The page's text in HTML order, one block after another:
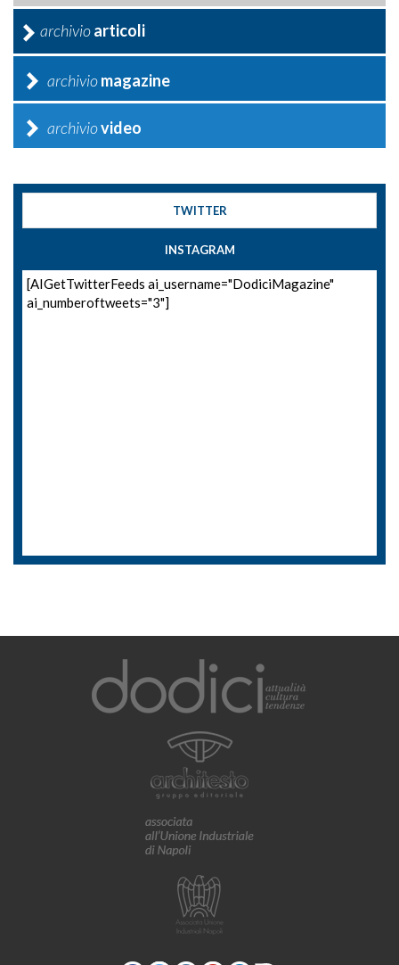
archivioarticoli
archiviomagazine
archiviovideo
TWITTER
INSTAGRAM
[AIGetTwitterFeeds ai_username="DodiciMagazine"
ai_numberoftweets="3"]